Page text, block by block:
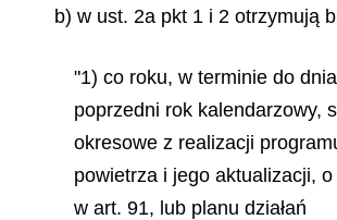
b) w ust. 2a pkt 1 i 2 otrzymują
"1) co roku, w terminie do
poprzedni rok kalendarzowy,
okresowe z realizacji
powietrza i jego aktualizacji,
w art. 91, lub planu działań